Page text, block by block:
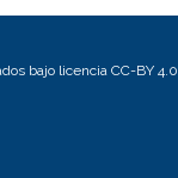
bajo licencia CC-BY 4.0